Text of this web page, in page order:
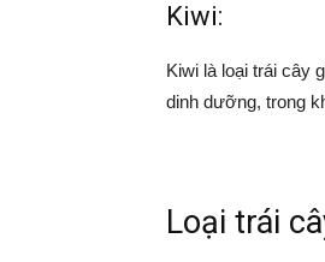
Kiwi:
Kiwi là loại trái cây
dinh dưỡng, trong
Loại trái